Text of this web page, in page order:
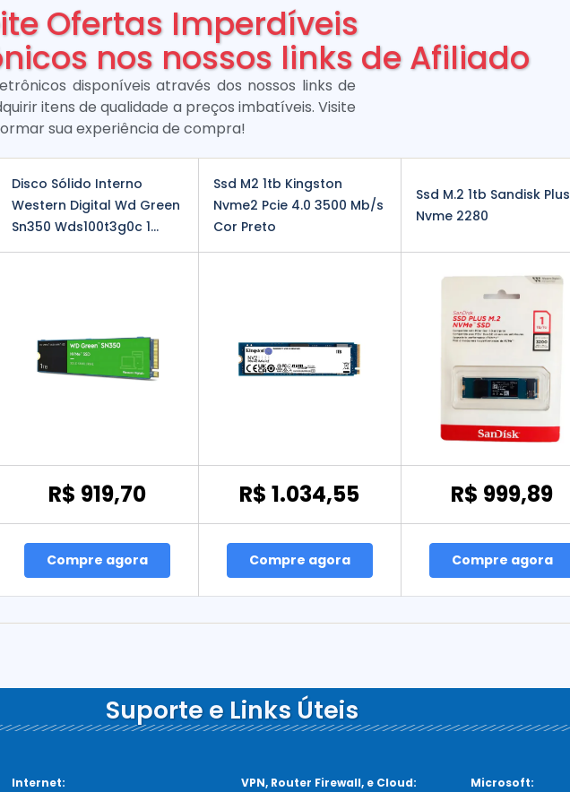
Ofertas Imperdíveis
nos nossos links de Afiliado
disponíveis através dos nossos links de
itens de qualidade a preços imbatíveis. Visite
sua experiência de compra!
Disco Sólido Interno
Western Digital Wd Green
Sn350 Wds100t3g0c 1...
Ssd M2 1tb Kingston
Nvme2 Pcie 4.0 3500 Mb/s
Cor Preto
Ssd M.2 1tb Sandisk Plus
Nvme 2280
R$ 919,70 R$ 1.034,55 R$ 999,89
Compre agora Compre agora Compre agora
Suporte e Links Úteis
Internet:
VPN, Router Firewall, e Cloud:
Microsoft: